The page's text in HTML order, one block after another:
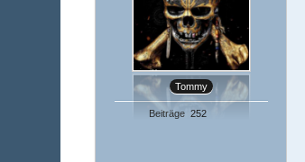
Tommy
Beiträge 252